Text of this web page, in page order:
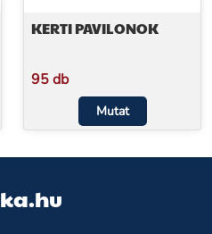
KERTI PAVILONOK
95 db
Mutat